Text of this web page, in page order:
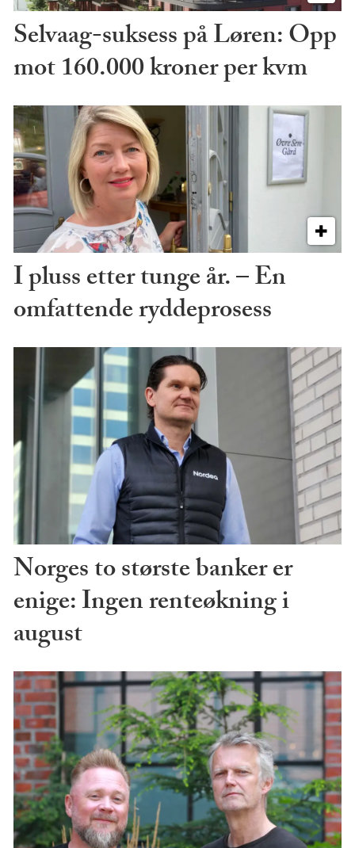
Selvaag-suksess på Løren: Opp
mot 160.000 kroner per kvm
I pluss etter tunge år. – En
omfattende ryddeprosess
Norges to største banker er
enige: Ingen renteøkning i
august